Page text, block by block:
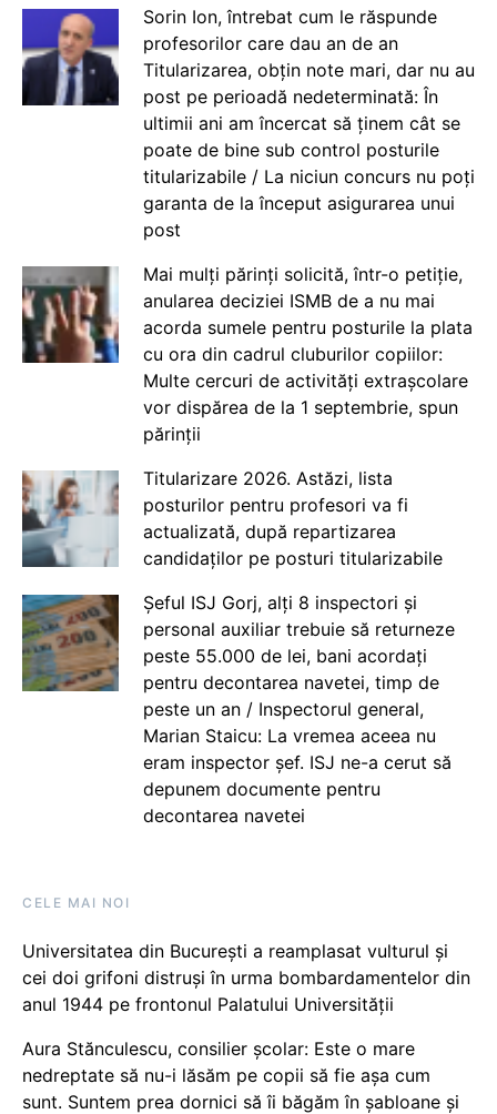
Sorin Ion, întrebat cum le răspunde
profesorilor care dau an de an
Titularizarea, obțin note mari, dar nu au
post pe perioadă nedeterminată: În
ultimii ani am încercat să ținem cât se
poate de bine sub control posturile
titularizabile / La niciun concurs nu poți
garanta de la început asigurarea unui
post
Mai mulți părinți solicită, într-o petiție,
anularea deciziei ISMB de a nu mai
acorda sumele pentru posturile la plata
cu ora din cadrul cluburilor copiilor:
Multe cercuri de activități extrașcolare
vor dispărea de la 1 septembrie, spun
părinții
Titularizare 2026. Astăzi, lista
posturilor pentru profesori va fi
actualizată, după repartizarea
candidaților pe posturi titularizabile
Șeful ISJ Gorj, alți 8 inspectori și
personal auxiliar trebuie să returneze
peste 55.000 de lei, bani acordați
pentru decontarea navetei, timp de
peste un an / Inspectorul general,
Marian Staicu: La vremea aceea nu
eram inspector șef. ISJ ne-a cerut să
depunem documente pentru
decontarea navetei
CELE MAI NOI
Universitatea din București a reamplasat vulturul și
cei doi grifoni distruși în urma bombardamentelor din
anul 1944 pe frontonul Palatului Universității
Aura Stănculescu, consilier școlar: Este o mare
nedreptate să nu-i lăsăm pe copii să fie așa cum
sunt. Suntem prea dornici să îi băgăm în șabloane și